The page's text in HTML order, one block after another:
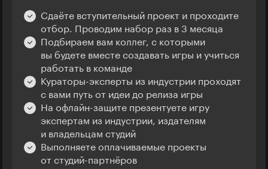
Сдаёте вступительный проект и проходите
отбор. Проводим набор раз в 3 месяца
Подбираем вам коллег, с которыми
вы будете вместе создавать игры и учиться
работать в команде
Кураторы-эксперты из индустрии проходят
с вами путь от идеи до релиза игры
На офлайн-защите презентуете игру
экспертам из индустрии, издателям
и владельцам студий
Выполняете оплачиваемые проекты
от студий-партнёров